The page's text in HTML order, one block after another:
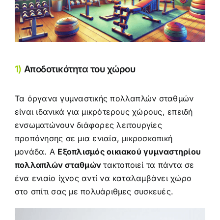
1) Αποδοτικότητα του χώρου
Τα όργανα γυμναστικής πολλαπλών σταθμών
είναι ιδανικά για μικρότερους χώρους, επειδή
ενσωματώνουν διάφορες λειτουργίες
προπόνησης σε μια ενιαία, μικροσκοπική
μονάδα. A Εξοπλισμός οικιακού γυμναστηρίου
πολλαπλών σταθμώντακτοποιεί τα πάντα σε
ένα ενιαίο ίχνος αντί να καταλαμβάνει χώρο
στο σπίτι σας με πολυάριθμες συσκευές.